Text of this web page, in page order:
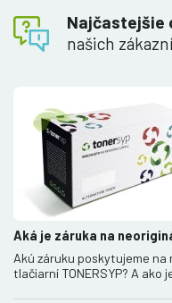
Najčastejšie
našich
Aká je záruka na
Akú záruku poskytujeme
tlačiarní TONERSYP? A ako